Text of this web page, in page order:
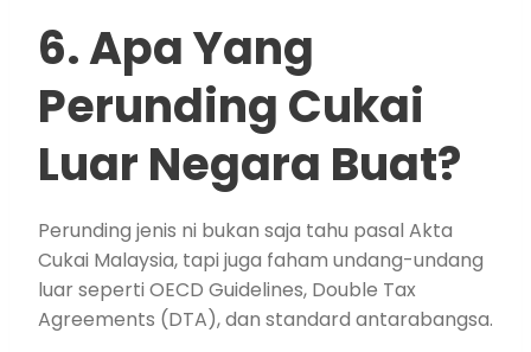
6. Apa Yang
Perunding Cukai
Luar Negara Buat?
Perunding jenis ni bukan saja tahu pasal Akta
Cukai Malaysia, tapi juga faham undang-undang
luar seperti OECD Guidelines, Double Tax
Agreements (DTA), dan standard antarabangsa.